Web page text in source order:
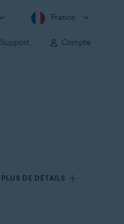
France
Support Compte
PLUS DE DÉTAILS